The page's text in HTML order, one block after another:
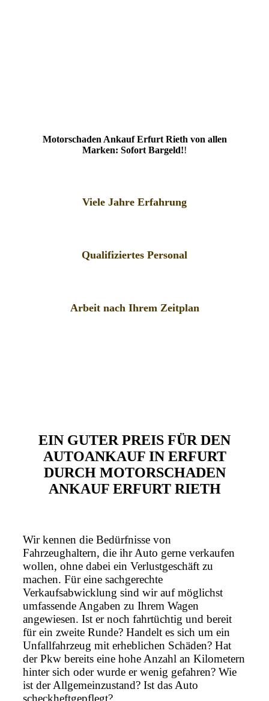
Motorschaden Ankauf Erfurt Rieth von allen
Marken: Sofort Bargeld!!
Viele Jahre Erfahrung
Qualifiziertes Personal
Arbeit nach Ihrem Zeitplan
EIN GUTER PREIS FÜR DEN
AUTOANKAUF IN ERFURT
DURCH MOTORSCHADEN
ANKAUF ERFURT RIETH
Wir kennen die Bedürfnisse von
Fahrzeughaltern, die ihr Auto gerne verkaufen
wollen, ohne dabei ein Verlustgeschäft zu
machen. Für eine sachgerechte
Verkaufsabwicklung sind wir auf möglichst
umfassende Angaben zu Ihrem Wagen
angewiesen. Ist er noch fahrtüchtig und bereit
für ein zweite Runde? Handelt es sich um ein
Unfallfahrzeug mit erheblichen Schäden? Hat
der Pkw bereits eine hohe Anzahl an Kilometern
hinter sich oder wurde er wenig gefahren? Wie
ist der Allgemeinzustand? Ist das Auto
scheckheftgepflegt?